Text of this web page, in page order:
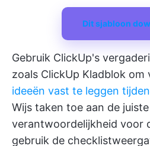
Dit sjabloon
Gebruik ClickUp's
zoals ClickUp Kladblok om
ideeën vast te leggen
Wijs taken toe aan de
verantwoordelijkheid voor
gebruik de